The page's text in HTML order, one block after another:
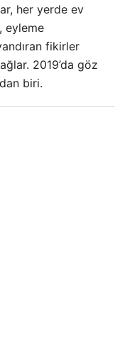
her yerde ev
eyleme
fikirler
2019’da göz
biri.